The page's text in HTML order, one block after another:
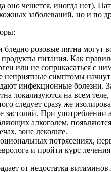
оно чешется, иногда нет).
заболеваний, но и по
розовые пятна
питания. Как
или не соприкасаться с
симптомы начнут
инфекционные болезни.
локализуются на всем
следует сразу же
застолий. При
алкоголем,
зоне декольте.
потрясениях,
и пройти курс
от недостатка